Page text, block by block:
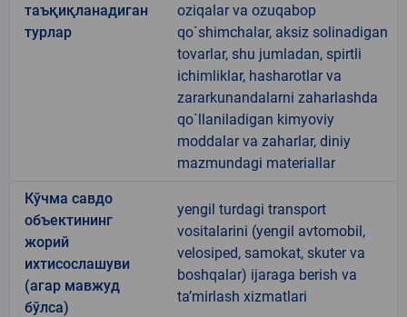
таъқиқланадиган
турлар
oziqalar va ozuqabop
qo`shimchalar, aksiz solinadigan
tovarlar, shu jumladan, spirtli
ichimliklar, hasharotlar va
zararkunandalarni zaharlashda
qo`llaniladigan kimyoviy
moddalar va zaharlar, diniy
mazmundagi materiallar
Кўчма савдо
объектининг
жорий
ихтисослашуви
(агар мавжуд
бўлса)
yengil turdagi transport
vositalarini (yengil avtomobil,
velosiped, samokat, skuter va
boshqalar) ijaraga berish va
taʼmirlash xizmatlari